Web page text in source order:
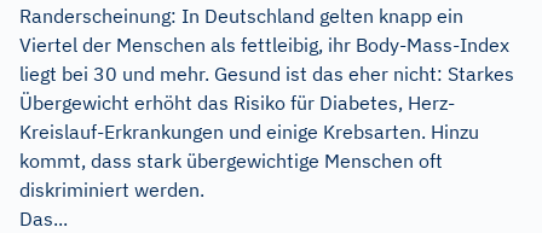
Randerscheinung: In Deutschland gelten knapp ein
Viertel der Menschen als fettleibig, ihr Body-Mass-Index
liegt bei 30 und mehr. Gesund ist das eher nicht: Starkes
Übergewicht erhöht das Risiko für Diabetes, Herz-
Kreislauf-Erkrankungen und einige Krebsarten. Hinzu
kommt, dass stark übergewichtige Menschen oft
diskriminiert werden.
Das...